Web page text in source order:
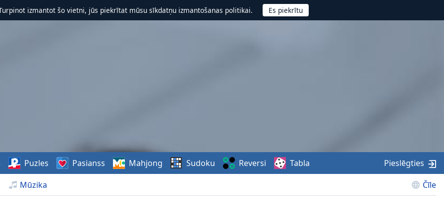
izmantot šo vietni, jūs piekrītat mūsu sīkdatņu izmantošanas politikai.
Mūzika Čīle
Puzles Pasianss Mahjong Sudoku Reversi Tabla Pieslēgties